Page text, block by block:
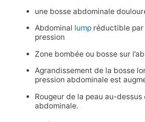
une bosse abdominale
Abdominal lumpréductible par
pression
Zone bombée ou bosse sur
Agrandissement de la bosse
pression abdominale est
Rougeur de la peau au-dessus
abdominale.